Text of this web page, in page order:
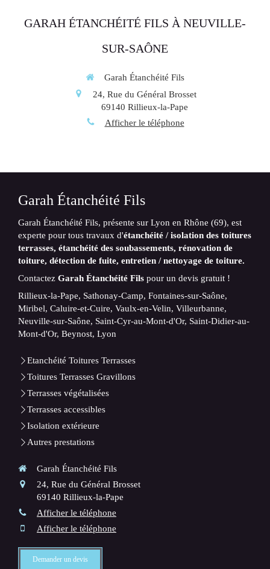
GARAH ÉTANCHÉITÉ FILS À NEUVILLE-
SUR-SAÔNE
Garah Étanchéité Fils
24, Rue du Général Brosset
69140 Rillieux-la-Pape
Afficher le téléphone
Garah Étanchéité Fils
Garah Étanchéité Fils, présente sur Lyon en Rhône (69), est
experte pour tous travaux d'étanchéité / isolation des toitures
terrasses, étanchéité des soubassements, rénovation de
toiture, détection de fuite, entretien / nettoyage de toiture.
Contactez Garah Étanchéité Fils pour un devis gratuit !
Rillieux-la-Pape, Sathonay-Camp, Fontaines-sur-Saône,
Miribel, Caluire-et-Cuire, Vaulx-en-Velin, Villeurbanne,
Neuville-sur-Saône, Saint-Cyr-au-Mont-d'Or, Saint-Didier-au-
Mont-d'Or, Beynost, Lyon
Etanchéité Toitures Terrasses
Toitures Terrasses Gravillons
Terrasses végétalisées
Terrasses accessibles
Isolation extérieure
Autres prestations
Garah Étanchéité Fils
24, Rue du Général Brosset
69140 Rillieux-la-Pape
Afficher le téléphone
Afficher le téléphone
Demander un devis